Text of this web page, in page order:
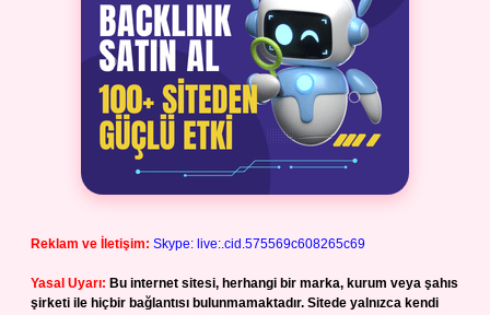
Reklam ve İletişim: Skype: live:.cid.575569c608265c69
Yasal Uyarı: Bu internet sitesi, herhangi bir marka, kurum veya şahıs
şirketi ile hiçbir bağlantısı bulunmamaktadır. Sitede yalnızca kendi